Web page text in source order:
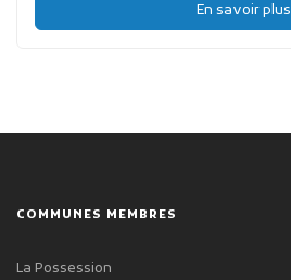
En savoir plus
COMMUNES MEMBRES
La Possession